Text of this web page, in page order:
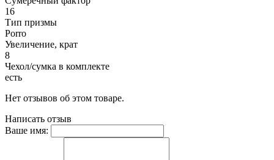
16
Тип призмы
Porro
Увеличение, крат
8
Чехол/сумка в комплекте
есть
Нет отзывов об этом товаре.
Написать отзыв
Ваше имя: